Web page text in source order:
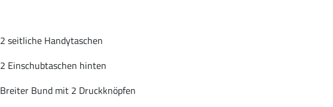
2 seitliche Handytaschen
2 Einschubtaschen hinten
Breiter Bund mit 2 Druckknöpfen